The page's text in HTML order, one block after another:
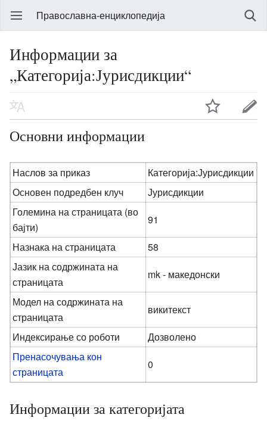
Православна-енциклопедија
Информации за
„Категорија:Јурисдикции“
Основни информации
Наслов за приказ
Категорија:Јурисдикции
Основен подредбен клуч
Јурисдикции
Големина на страницата (во
бајти)
91
Назнака на страницата
58
Јазик на содржината на
страницата
mk - македонски
Модел на содржината на
страницата
викитекст
Индексирање со роботи
Дозволено
Пренасочувања кон
страницата
0
Информации за категоријата